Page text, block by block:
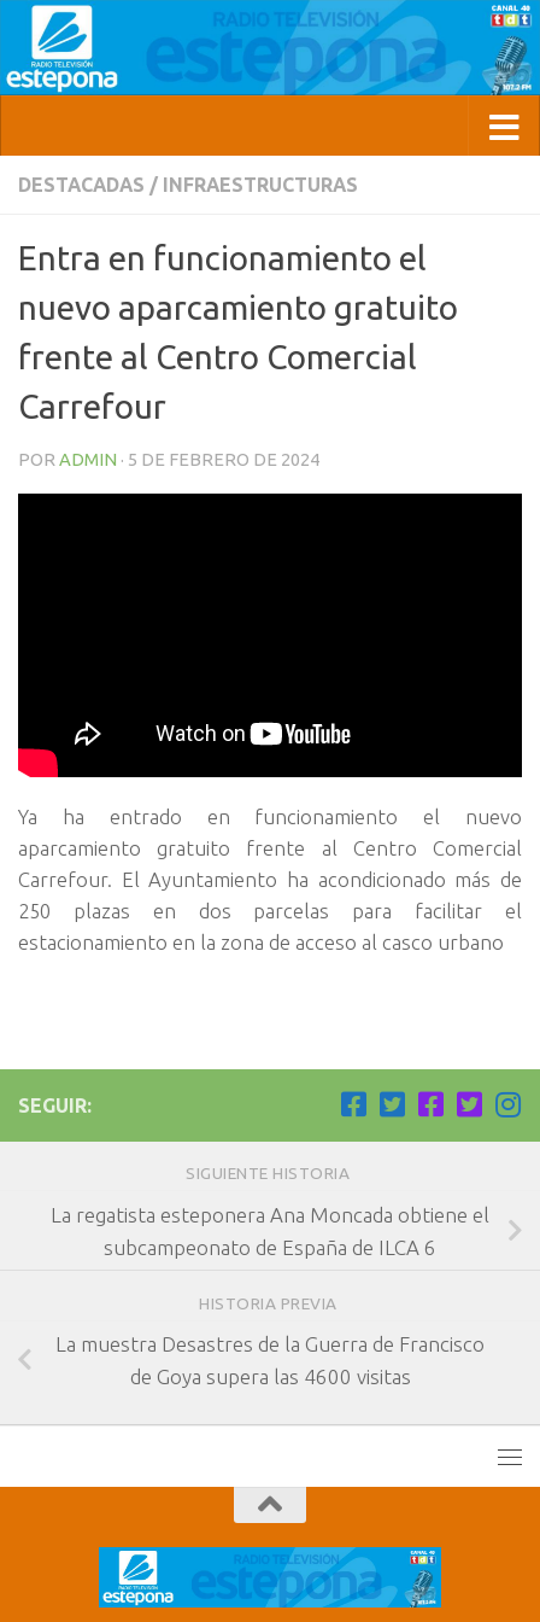
DESTACADAS / INFRAESTRUCTURAS
Entra en funcionamiento el
nuevo aparcamiento gratuito
frente al Centro Comercial
Carrefour
POR ADMIN · 5 DE FEBRERO DE 2024
Ya ha entrado en funcionamiento el nuevo
aparcamiento gratuito frente al Centro Comercial
Carrefour. El Ayuntamiento ha acondicionado más de
250 plazas en dos parcelas para facilitar el
estacionamiento en la zona de acceso al casco urbano
SEGUIR:
SIGUIENTE HISTORIA
La regatista esteponera Ana Moncada obtiene el
subcampeonato de España de ILCA 6
HISTORIA PREVIA
La muestra Desastres de la Guerra de Francisco
de Goya supera las 4600 visitas